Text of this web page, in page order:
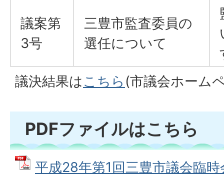
議案第
3号
三豊市監査委員の
選任について
議決結果はこちら (市議会ホーム
PDFファイルはこちら
平成28年第1回三豊市議会臨